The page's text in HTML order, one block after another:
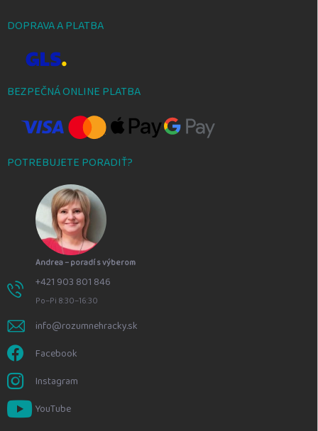
DOPRAVA A PLATBA
BEZPEČNÁ ONLINE PLATBA
POTREBUJETE PORADIŤ?
Andrea – poradí s výberom
+421 903 801 846
Po–Pi 8:30–16:30
info@rozumnehracky.sk
Facebook
Instagram
YouTube